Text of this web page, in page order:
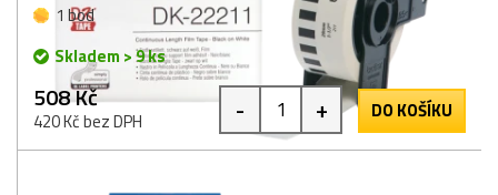
1 bod
Skladem > 9 ks
508 Kč
420 Kč bez DPH - + DO KOŠÍKU